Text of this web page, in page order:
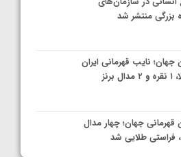
بزرگی منتشر شد
جهان؛ نایب قهرمانی ایران
قهرمانی جهان؛ چهار مدال
طلایی شد